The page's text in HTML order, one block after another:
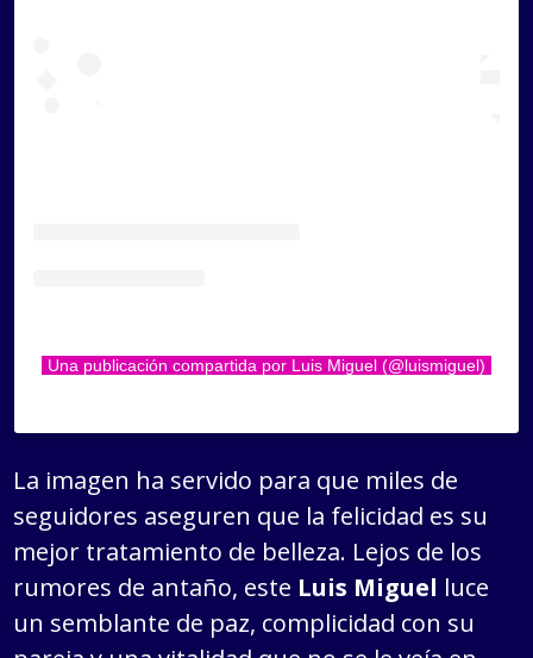
Una publicación compartida por Luis Miguel (@luismiguel)
La imagen ha servido para que miles de
seguidores aseguren que la felicidad es su
mejor tratamiento de belleza. Lejos de los
rumores de antaño, este Luis Miguel luce
un semblante de paz, complicidad con su